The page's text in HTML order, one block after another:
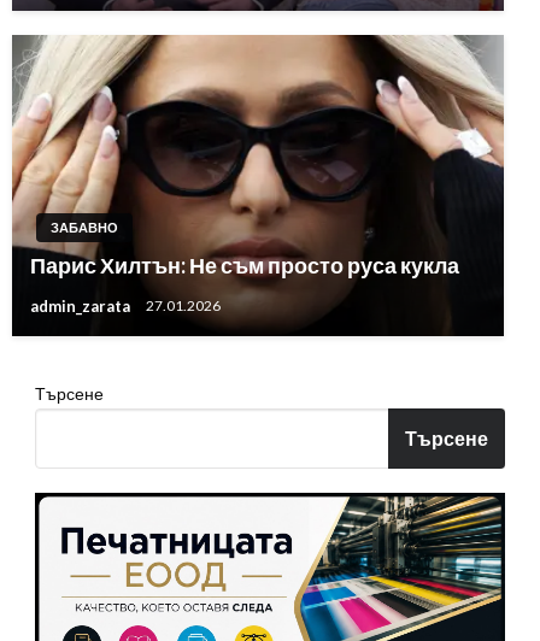
ЗАБАВНО
Парис Хилтън: Не съм просто руса кукла
admin_zarata 27.01.2026
Търсене
Търсене